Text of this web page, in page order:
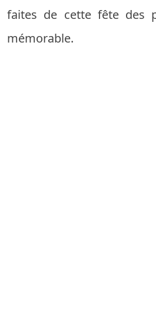
faites de cette fête des
mémorable.